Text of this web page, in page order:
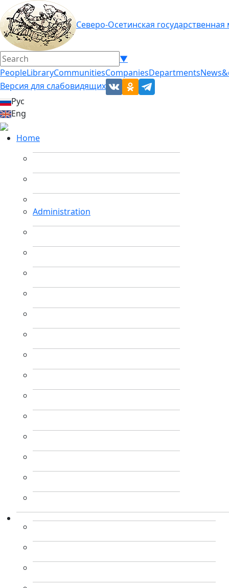
Северо-Осетинская
▼
PeopleLibraryCommunitiesCompaniesDepartments
Версия для слабовидящих
Рус
Eng
Home
Administration